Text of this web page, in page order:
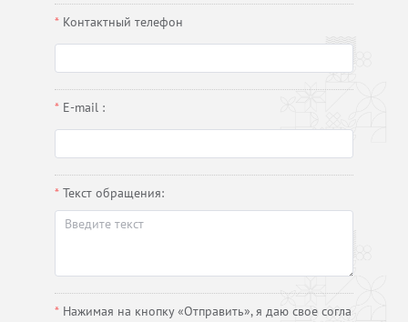
Контактный телефон
E-mail :
Текст обращения:
Нажимая на кнопку «Отправить», я даю свое согла